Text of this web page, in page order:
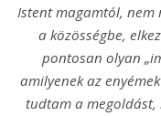
Istent magamtól, nem
a közösségbe,
pontosan olyan
amilyenek az
tudtam a megoldást,